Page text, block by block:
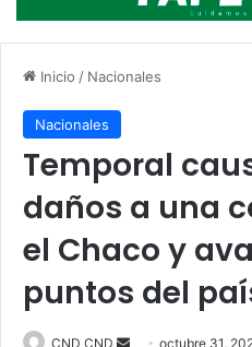
Inicio / Nacionales
Nacionales
Temporal
daños a una
el Chaco y
puntos del
CND CND
Sendoctubre 31,